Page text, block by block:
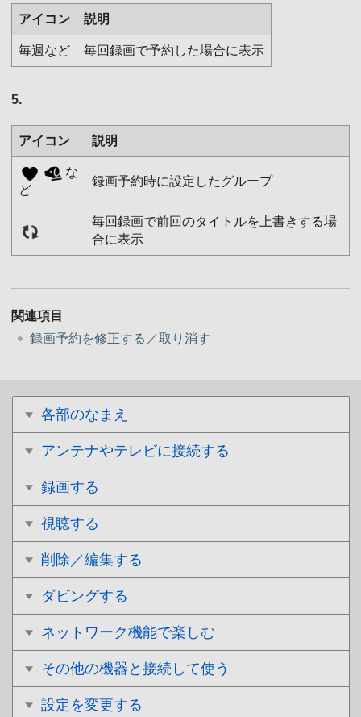
各部のなまえ
アンテナやテレビに接続する
録画する
視聴する
削除／編集する
ダビングする
ネットワーク機能で楽しむ
その他の機器と接続して使う
設定を変更する
アイコン 説明
毎週など 毎回録画で予約した場合に表示
5.
アイコン 説明
な
ど
録画予約時に設定したグループ
毎回録画で前回のタイトルを上書きする場
合に表示
関連項目
録画予約を修正する／取り消す